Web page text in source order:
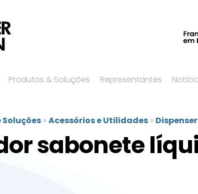
Produtos & Soluções Representantes
Soluções » Acessórios e Utilidades »
sabonete